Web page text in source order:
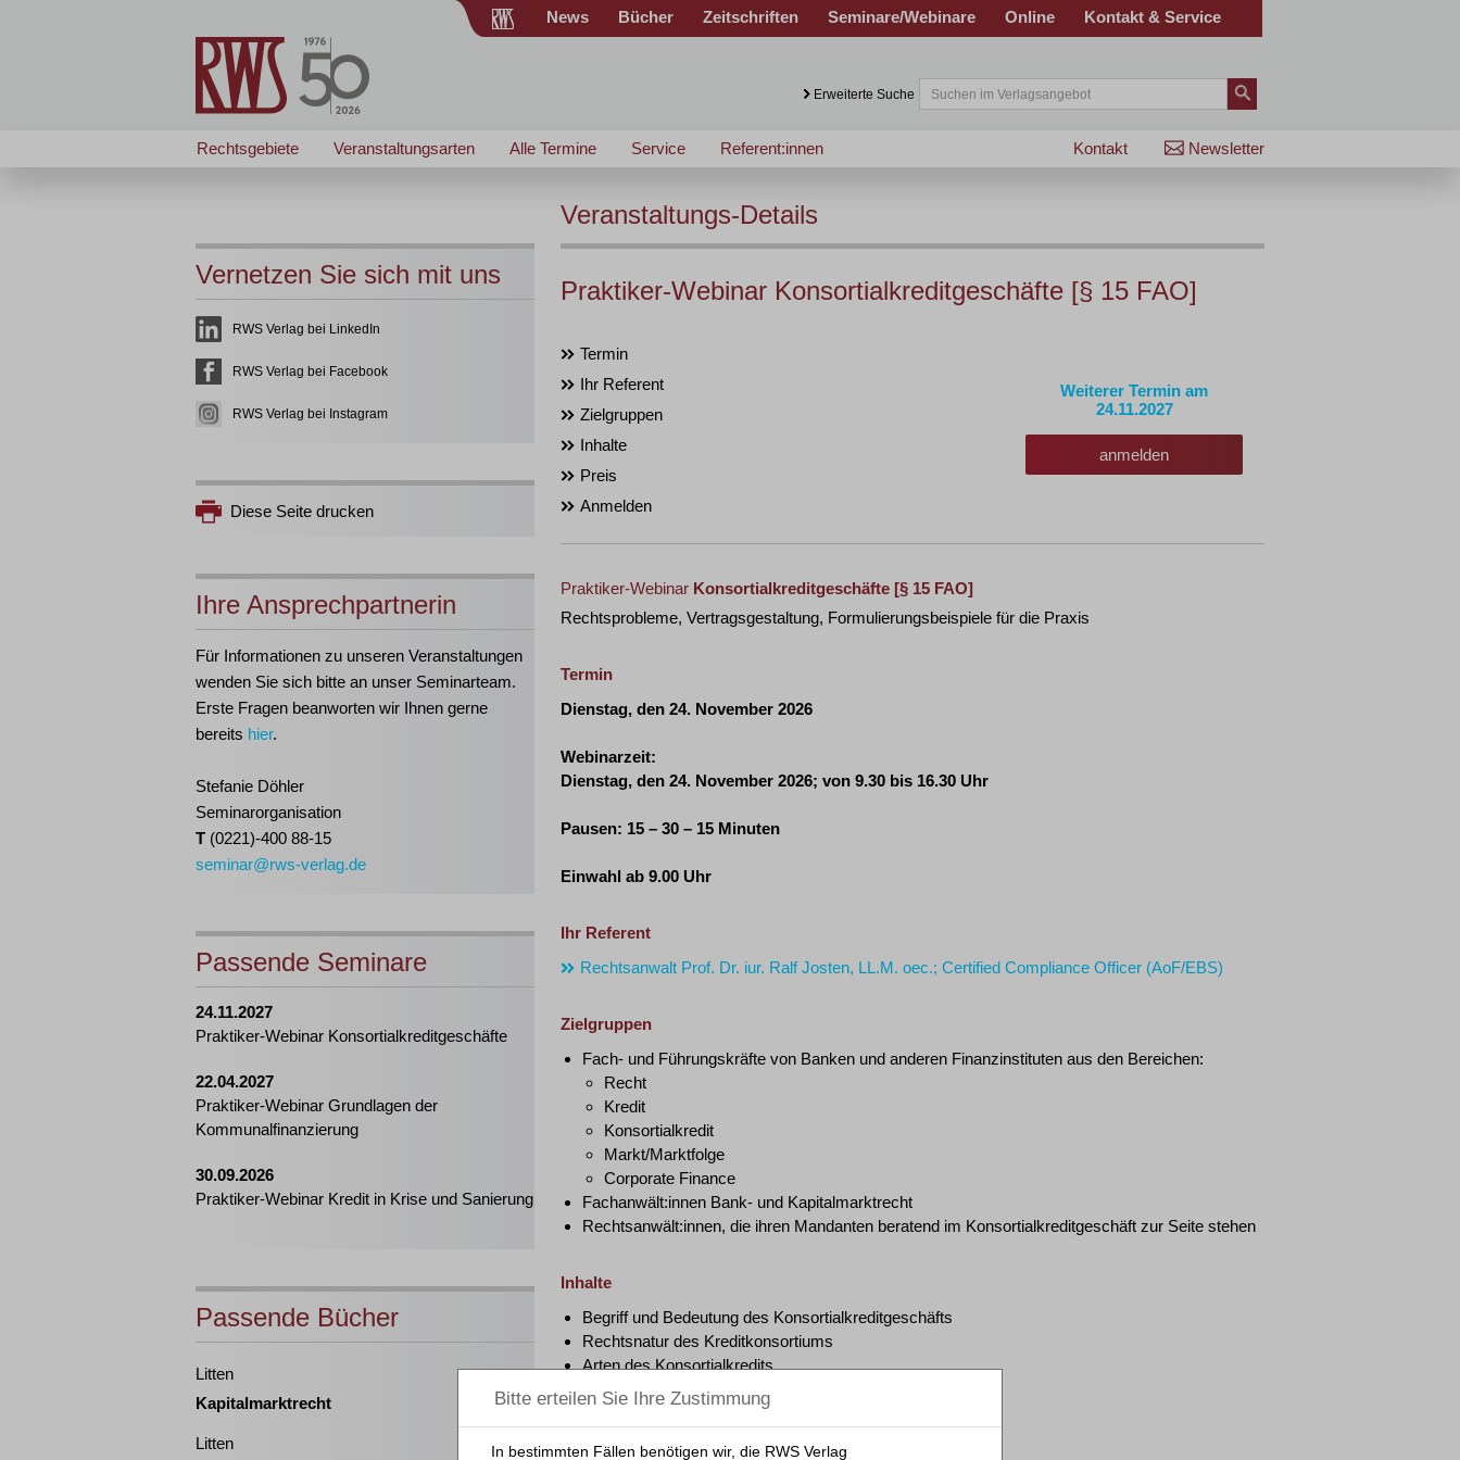
News Bücher Zeitschriften Seminare/Webinare Online Kontakt & Service
Erweiterte Suche
Rechtsgebiete Veranstaltungsarten Alle Termine Service Referent:innen Newsletter
Kontakt
Vernetzen Sie sich mit uns
RWS Verlag bei LinkedIn
RWS Verlag bei Facebook
RWS Verlag bei Instagram
Diese Seite drucken
Ihre Ansprechpartnerin
Für Informationen zu unseren Veranstaltungen
wenden Sie sich bitte an unser Seminarteam.
Erste Fragen beanworten wir Ihnen gerne
bereits hier.
Stefanie Döhler
Seminarorganisation
T (0221)-400 88-15
seminar@rws-verlag.de
Passende Seminare
24.11.2027
Praktiker-Webinar Konsortialkreditgeschäfte
22.04.2027
Praktiker-Webinar Grundlagen der
Kommunalfinanzierung
30.09.2026
Praktiker-Webinar Kredit in Krise und Sanierung
Passende Bücher
Litten
Kapitalmarktrecht
Litten
Veranstaltungs-Details
Praktiker-Webinar Konsortialkreditgeschäfte [§ 15 FAO]
Termin
Ihr Referent
Zielgruppen
Inhalte
Preis
Anmelden
Weiterer Termin am
24.11.2027
anmelden
Praktiker-Webinar Konsortialkreditgeschäfte [§ 15 FAO]
Rechtsprobleme, Vertragsgestaltung, Formulierungsbeispiele für die Praxis
Termin
Dienstag, den 24. November 2026
Webinarzeit:
Dienstag, den 24. November 2026; von 9.30 bis 16.30 Uhr
Pausen: 15 – 30 – 15 Minuten
Einwahl ab 9.00 Uhr
Ihr Referent
Rechtsanwalt Prof. Dr. iur. Ralf Josten, LL.M. oec.; Certified Compliance Officer (AoF/EBS)
Zielgruppen
Fach- und Führungskräfte von Banken und anderen Finanzinstituten aus den Bereichen:
Recht
Kredit
Konsortialkredit
Markt/Marktfolge
Corporate Finance
Fachanwält:innen Bank- und Kapitalmarktrecht
Rechtsanwält:innen, die ihren Mandanten beratend im Konsortialkreditgeschäft zur Seite stehen
Inhalte
Begriff und Bedeutung des Konsortialkreditgeschäfts
Rechtsnatur des Kreditkonsortiums
Arten des Konsortialkredits
Konsortialvertrag und Konsortialkreditvertrag
Beendigung des Konsortiums